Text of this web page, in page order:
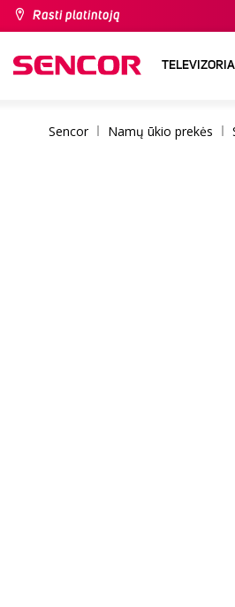
Rasti platintoją
TELEVIZORIAI
Sencor Namų ūkio prekės